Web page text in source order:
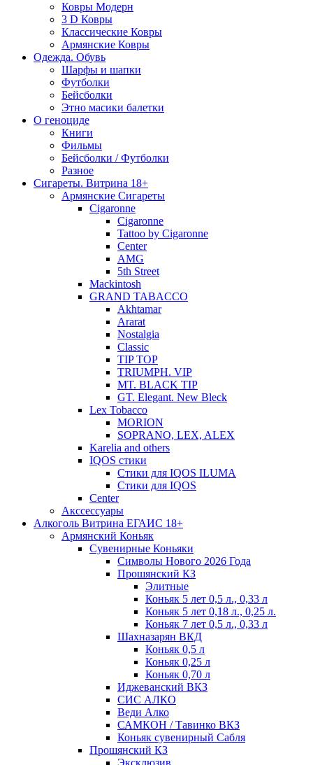
Ковры Модерн
3 D Ковры
Классические Ковры
Армянские Ковры
Одежда. Обувь
Шарфы и шапки
Футболки
Бейсболки
Этно масики балетки
О геноциде
Книги
Фильмы
Бейсболки / Футболки
Разное
Сигареты. Витрина 18+
Армянские Сигареты
Cigaronne
Cigaronne
Tattoo by Cigaronne
Center
AMG
5th Street
Mackintosh
GRAND TABACCO
Akhtamar
Ararat
Nostalgia
Classic
TIP TOP
TRIUMPH. VIP
MT. BLACK TIP
GT. Elegant. New Bleck
Lex Tobacco
MORION
SOPRANO, LEX, ALEX
Karelia and others
IQOS стики
Стики для IQOS ILUMA
Стики для IQOS
Сenter
Акссессуары
Алкоголь Витрина ЕГАИС 18+
Армянский Коньяк
Сувенирные Коньяки
Символы Нового 2026 Года
Прошянский КЗ
Элитные
Коньяк 5 лет 0,5 л., 0,33 л
Коньяк 5 лет 0,18 л., 0,25 л.
Коньяк 7 лет 0,5 л., 0,33 л
Шахназарян ВКД
Коньяк 0,5 л
Коньяк 0,25 л
Коньяк 0,70 л
Иджеванский ВКЗ
СИС АЛКО
Веди Алко
САМКОН / Тавинко ВКЗ
Коньяк сувенирный Сабля
Прошянский КЗ
Эксклюзив